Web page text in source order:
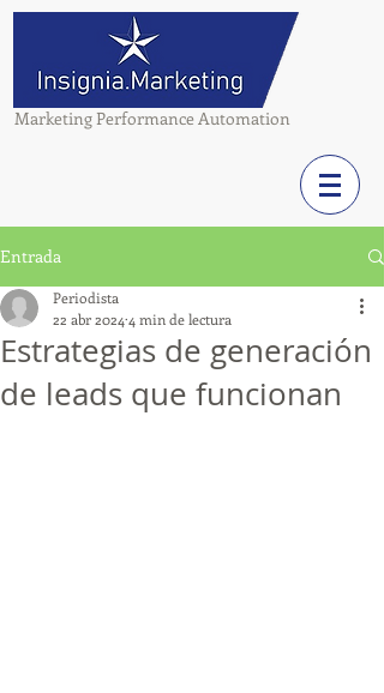
Marketing Performance Automation
Entrada
Estrategias de generación
de leads que funcionan
Periodista
22 abr 2024 4 min de lectura